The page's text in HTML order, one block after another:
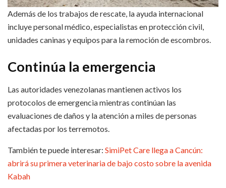
Además de los trabajos de rescate, la ayuda internacional
incluye personal médico, especialistas en protección civil,
unidades caninas y equipos para la remoción de escombros.
Continúa la emergencia
Las autoridades venezolanas mantienen activos los
protocolos de emergencia mientras continúan las
evaluaciones de daños y la atención a miles de personas
afectadas por los terremotos.
También te puede interesar: SimiPet Care llega a Cancún:
abrirá su primera veterinaria de bajo costo sobre la avenida
Kabah